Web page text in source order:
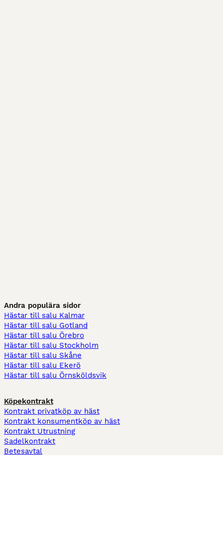
Andra populära sidor
Hästar till salu Kalmar
Hästar till salu Gotland
Hästar till salu Örebro
Hästar till salu Stockholm
Hästar till salu Skåne
Hästar till salu Ekerö
Hästar till salu Örnsköldsvik
Köpekontrakt
Kontrakt privatköp av häst
Kontrakt konsumentköp av häst
Kontrakt Utrustning
Sadelkontrakt
Betesavtal